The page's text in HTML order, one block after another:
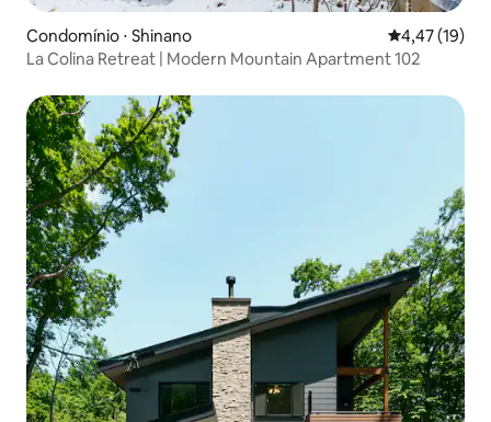
Condomínio ⋅ Shinano 4,47 de uma
4,47 (19)
La Colina Retreat | Modern Mountain Apartment 102